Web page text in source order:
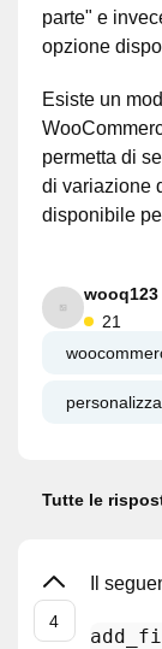
parte" e
opzione
Esiste un
permetta di
di variazione
disponibile
wooq123
21
Tutte le
Il